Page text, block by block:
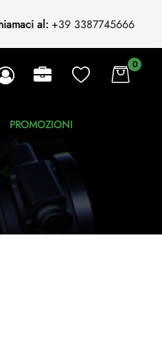
al: +39 3387745666
0
PROMOZIONI